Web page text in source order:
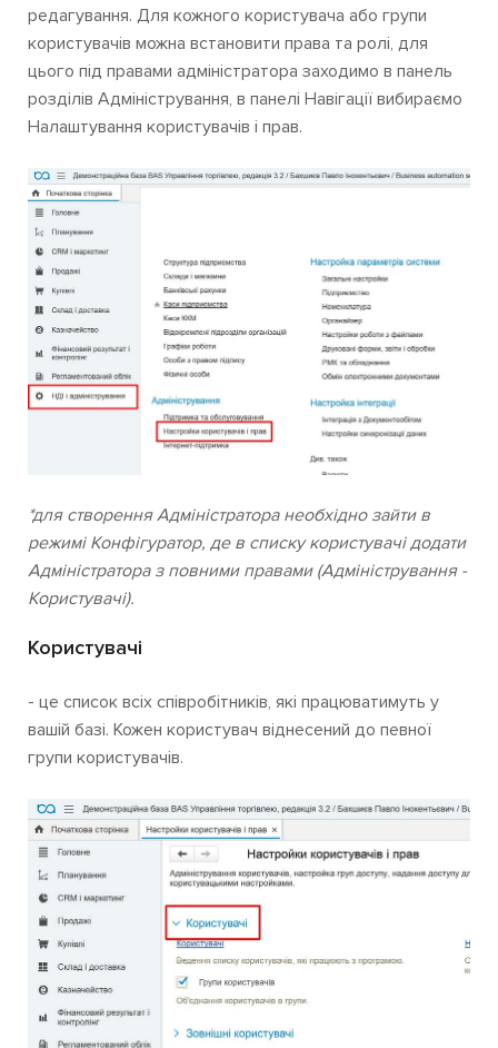
редагування. Для кожного користувача або групи
користувачів можна встановити права та ролі, для
цього під правами адміністратора заходимо в панель
розділів Адміністрування, в панелі Навігації вибираємо
Налаштування користувачів і прав.
*для створення Адміністратора необхідно зайти в
режимі Конфігуратор, де в списку користувачі додати
Адміністратора з повними правами (Адміністрування -
Користувачі).
Користувачі
- це список всіх співробітників, які працюватимуть у
вашій базі. Кожен користувач віднесений до певної
групи користувачів.